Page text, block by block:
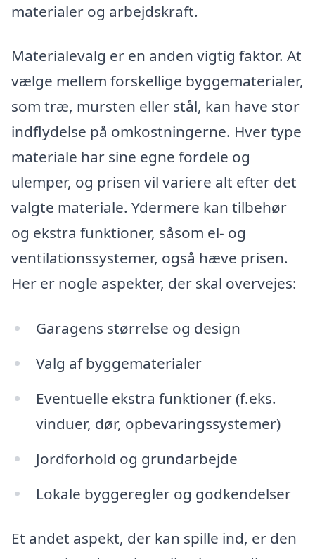
materialer og arbejdskraft.
Materialevalg er en anden vigtig faktor. At
vælge mellem forskellige byggematerialer,
som træ, mursten eller stål, kan have stor
indflydelse på omkostningerne. Hver type
materiale har sine egne fordele og
ulemper, og prisen vil variere alt efter det
valgte materiale. Ydermere kan tilbehør
og ekstra funktioner, såsom el- og
ventilationssystemer, også hæve prisen.
Her er nogle aspekter, der skal overvejes:
Garagens størrelse og design
Valg af byggematerialer
Eventuelle ekstra funktioner (f.eks.
vinduer, dør, opbevaringssystemer)
Jordforhold og grundarbejde
Lokale byggeregler og godkendelser
Et andet aspekt, der kan spille ind, er den